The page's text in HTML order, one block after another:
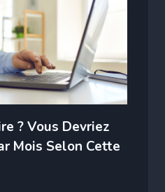
? Vous Devriez
Mois Selon Cette